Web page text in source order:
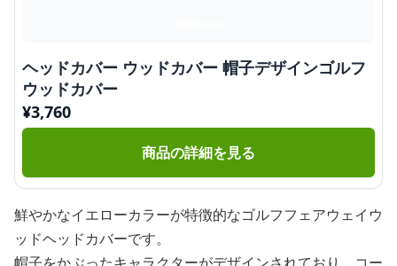
ヘッドカバー ウッドカバー 帽子デザインゴルフ
ウッドカバー
¥3,760
商品の詳細を見る
鮮やかなイエローカラーが特徴的なゴルフフェアウェイウ
ッドヘッドカバーです。